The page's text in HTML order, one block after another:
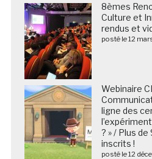
8èmes
Culture et
rendus et
posté le 12
Webinaire
ligne des
? » / Plus
inscrits !
posté le 12